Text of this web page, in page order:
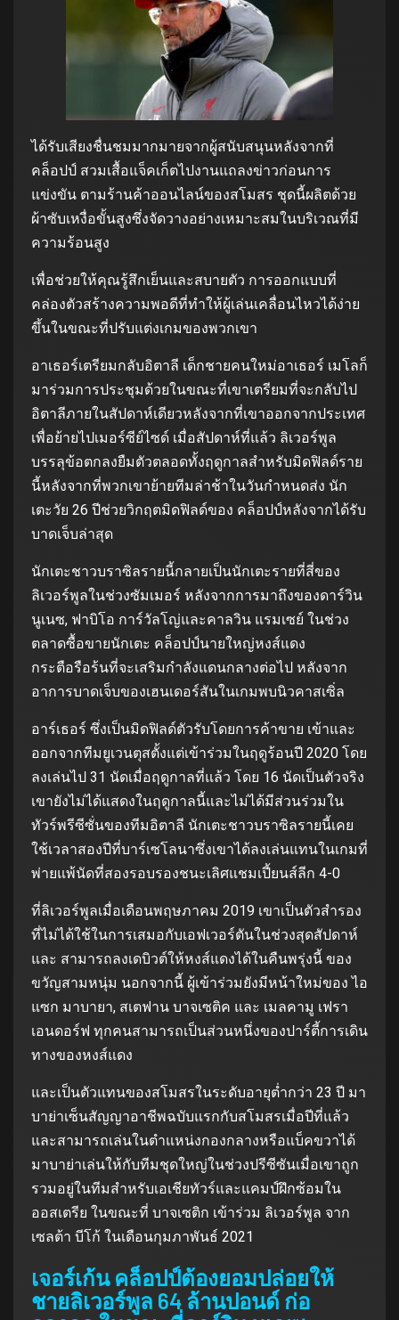
ได้รับเสียงชื่นชมมากมายจากผู้สนับสนุนหลังจากที่
คล็อปป์ สวมเสื้อแจ็คเก็ตไปงานแถลงข่าวก่อนการ
แข่งขัน ตามร้านค้าออนไลน์ของสโมสร ชุดนี้ผลิตด้วย
ผ้าซับเหงื่อขั้นสูงซึ่งจัดวางอย่างเหมาะสมในบริเวณที่มี
ความร้อนสูง
เพื่อช่วยให้คุณรู้สึกเย็นและสบายตัว การออกแบบที่
คล่องตัวสร้างความพอดีที่ทำให้ผู้เล่นเคลื่อนไหวได้ง่าย
ขึ้นในขณะที่ปรับแต่งเกมของพวกเขา
อาเธอร์เตรียมกลับอิตาลี เด็กชายคนใหม่อาเธอร์ เมโลก็
มาร่วมการประชุมด้วยในขณะที่เขาเตรียมที่จะกลับไป
อิตาลีภายในสัปดาห์เดียวหลังจากที่เขาออกจากประเทศ
เพื่อย้ายไปเมอร์ซีย์ไซด์ เมื่อสัปดาห์ที่แล้ว ลิเวอร์พูล
บรรลุข้อตกลงยืมตัวตลอดทั้งฤดูกาลสำหรับมิดฟิลด์ราย
นี้หลังจากที่พวกเขาย้ายทีมล่าช้าในวันกำหนดส่ง นัก
เตะวัย 26 ปีช่วยวิกฤตมิดฟิลด์ของ คล็อปป์หลังจากได้รับ
บาดเจ็บล่าสุด
นักเตะชาวบราซิลรายนี้กลายเป็นนักเตะรายที่สี่ของ
ลิเวอร์พูลในช่วงซัมเมอร์ หลังจากการมาถึงของดาร์วิน
นูเนซ, ฟาบิโอ การ์วัลโญ่และคาลวิน แรมเซย์ ในช่วง
ตลาดซื้อขายนักเตะ คล็อปป์นายใหญ่หงส์แดง
กระตือรือร้นที่จะเสริมกำลังแดนกลางต่อไป หลังจาก
อาการบาดเจ็บของเฮนเดอร์สันในเกมพบนิวคาสเซิ่ล
อาร์เธอร์ ซึ่งเป็นมิดฟิลด์ตัวรับโดยการค้าขาย เข้าและ
ออกจากทีมยูเวนตุสตั้งแต่เข้าร่วมในฤดูร้อนปี 2020 โดย
ลงเล่นไป 31 นัดเมื่อฤดูกาลที่แล้ว โดย 16 นัดเป็นตัวจริง
เขายังไม่ได้แสดงในฤดูกาลนี้และไม่ได้มีส่วนร่วมใน
ทัวร์พรีซีซั่นของทีมอิตาลี นักเตะชาวบราซิลรายนี้เคย
ใช้เวลาสองปีที่บาร์เซโลนาซึ่งเขาได้ลงเล่นแทนในเกมที่
พ่ายแพ้นัดที่สองรอบรองชนะเลิศแชมเปี้ยนส์ลีก 4-0
ที่ลิเวอร์พูลเมื่อเดือนพฤษภาคม 2019 เขาเป็นตัวสำรอง
ที่ไม่ได้ใช้ในการเสมอกับเอฟเวอร์ตันในช่วงสุดสัปดาห์
และ สามารถลงเดบิวต์ให้หงส์แดงได้ในคืนพรุ่งนี้ ของ
ขวัญสามหนุ่ม นอกจากนี้ ผู้เข้าร่วมยังมีหน้าใหม่ของ ไอ
แซก มาบายา, สเตฟาน บาจเซติค และ เมลคามู เฟรา
เอนดอร์ฟ ทุกคนสามารถเป็นส่วนหนึ่งของปาร์ตี้การเดิน
ทางของหงส์แดง
และเป็นตัวแทนของสโมสรในระดับอายุต่ำกว่า 23 ปี มา
บาย่าเซ็นสัญญาอาชีพฉบับแรกกับสโมสรเมื่อปีที่แล้ว
และสามารถเล่นในตำแหน่งกองกลางหรือแบ็คขวาได้
มาบาย่าเล่นให้กับทีมชุดใหญ่ในช่วงปรีซีซันเมื่อเขาถูก
รวมอยู่ในทีมสำหรับเอเชียทัวร์และแคมป์ฝึกซ้อมใน
ออสเตรีย ในขณะที่ บาจเซติก เข้าร่วม ลิเวอร์พูล จาก
เซลต้า บีโก้ ในเดือนกุมภาพันธ์ 2021
เจอร์เก้น คล็อปป์ต้องยอมปล่อยให้
ชายลิเวอร์พูล 64 ล้านปอนด์ ก่อ